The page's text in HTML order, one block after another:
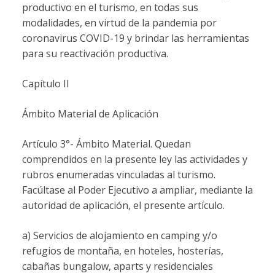
productivo en el turismo, en todas sus
modalidades, en virtud de la pandemia por
coronavirus COVID-19 y brindar las herramientas
para su reactivación productiva.
Capítulo II
Ámbito Material de Aplicación
Artículo 3°- Ámbito Material. Quedan
comprendidos en la presente ley las actividades y
rubros enumeradas vinculadas al turismo.
Facúltase al Poder Ejecutivo a ampliar, mediante la
autoridad de aplicación, el presente artículo.
a) Servicios de alojamiento en camping y/o
refugios de montaña, en hoteles, hosterías,
cabañas bungalow, aparts y residenciales